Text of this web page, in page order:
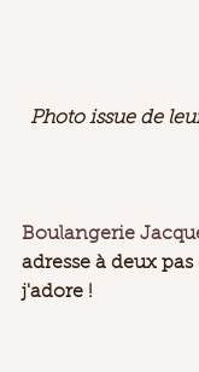
Photo issue de
Boulangerie
adresse à deux
j'adore !